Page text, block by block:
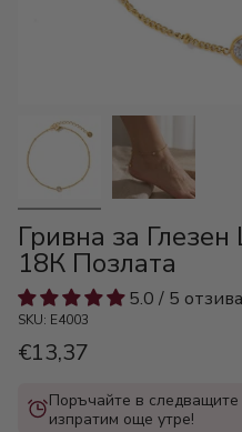
Гривна за
18К Позлата
5.0 / 5 отзива
SKU: E4003
€13,37
Поръчайте в следващите
изпратим още утре!